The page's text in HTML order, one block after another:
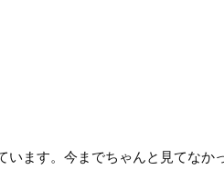
ます。今までちゃんと見てなか